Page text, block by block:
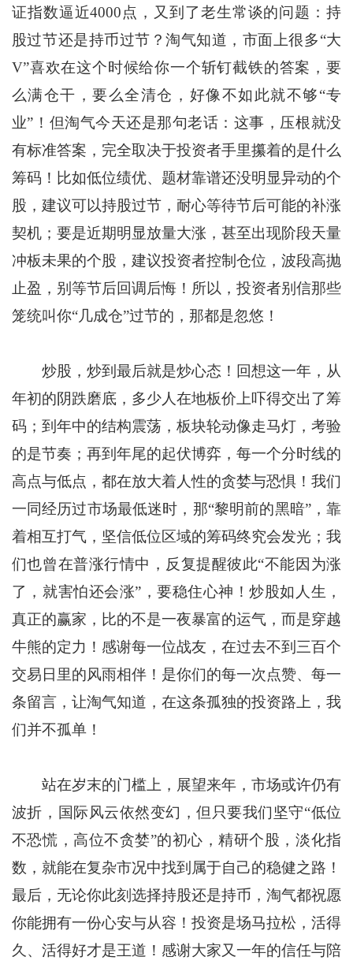
证指数逼近4000点，又到了老生常谈的问题：持
股过节还是持币过节？淘气知道，市面上很多“大
V”喜欢在这个时候给你一个斩钉截铁的答案，要
么满仓干，要么全清仓，好像不如此就不够“专
业”！但淘气今天还是那句老话：这事，压根就没
有标准答案，完全取决于投资者手里攥着的是什么
筹码！比如低位绩优、题材靠谱还没明显异动的个
股，建议可以持股过节，耐心等待节后可能的补涨
契机；要是近期明显放量大涨，甚至出现阶段天量
冲板未果的个股，建议投资者控制仓位，波段高抛
止盈，别等节后回调后悔！所以，投资者别信那些
笼统叫你“几成仓”过节的，那都是忽悠！
炒股，炒到最后就是炒心态！回想这一年，从
年初的阴跌磨底，多少人在地板价上吓得交出了筹
码；到年中的结构震荡，板块轮动像走马灯，考验
的是节奏；再到年尾的起伏博弈，每一个分时线的
高点与低点，都在放大着人性的贪婪与恐惧！我们
一同经历过市场最低迷时，那“黎明前的黑暗”，靠
着相互打气，坚信低位区域的筹码终究会发光；我
们也曾在普涨行情中，反复提醒彼此“不能因为涨
了，就害怕还会涨”，要稳住心神！炒股如人生，
真正的赢家，比的不是一夜暴富的运气，而是穿越
牛熊的定力！感谢每一位战友，在过去不到三百个
交易日里的风雨相伴！是你们的每一次点赞、每一
条留言，让淘气知道，在这条孤独的投资路上，我
们并不孤单！
站在岁末的门槛上，展望来年，市场或许仍有
波折，国际风云依然变幻，但只要我们坚守“低位
不恐慌，高位不贪婪”的初心，精研个股，淡化指
数，就能在复杂市况中找到属于自己的稳健之路！
最后，无论你此刻选择持股还是持币，淘气都祝愿
你能拥有一份心安与从容！投资是场马拉松，活得
久、活得好才是王道！感谢大家又一年的信任与陪